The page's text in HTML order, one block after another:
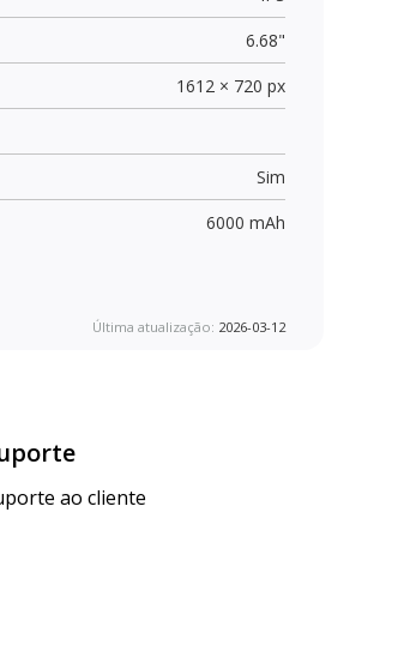
6.68"
1612 × 720 px
Sim
6000 mAh
Última atualização: 2026-03-12
ao cliente